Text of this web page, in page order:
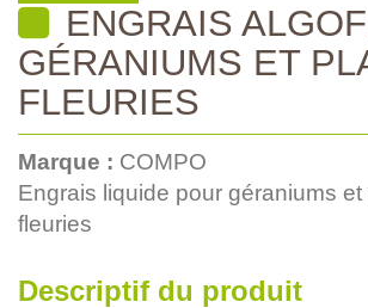
ENGRAIS
GÉRANIUMS ET
FLEURIES
Marque : COMPO
Engrais liquide pour géraniums et
fleuries
Descriptif du produit